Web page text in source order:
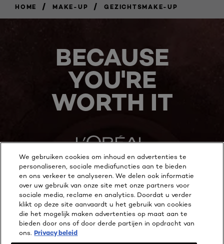
HOME / MAKE-UP / GEZICHTSMAKE-UP
BECAUSE
YOU'RE
WORTH IT
MEER ONTDEKKEN
ADDRESS
We gebruiken cookies om inhoud en advertenties te
personaliseren, sociale mediafuncties aan te bieden
en ons verkeer te analyseren. We delen ook informatie
over uw gebruik van onze site met onze partners voor
sociale media, reclame en analytics. Doordat u verder
klikt op deze site aanvaardt u het gebruik van cookies
die het mogelijk maken advertenties op maat aan te
bieden door ons of door derde partijen in opdracht van
ons. Privacy beleid